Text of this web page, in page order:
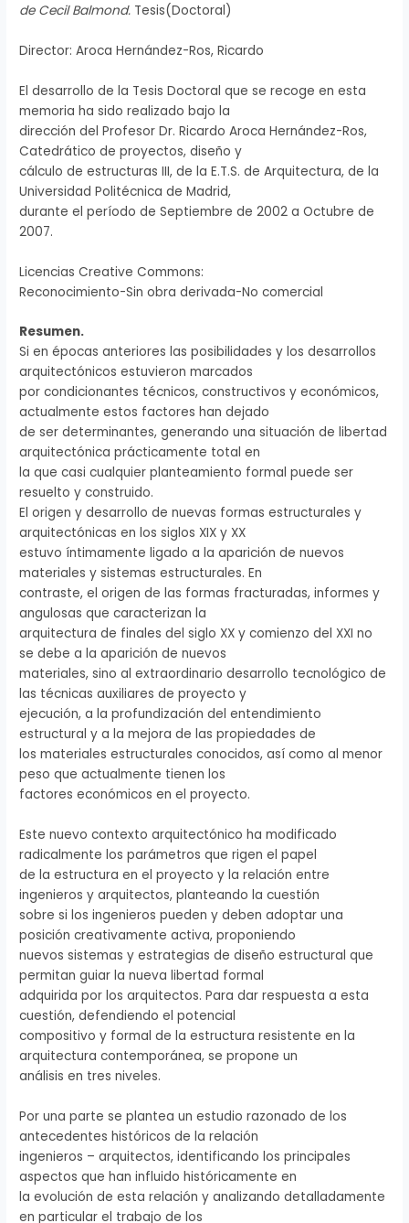
de Cecil Balmond. Tesis(Doctoral)
Director: Aroca Hernández-Ros, Ricardo
El desarrollo de la Tesis Doctoral que se recoge en esta
memoria ha sido realizado bajo la
dirección del Profesor Dr. Ricardo Aroca Hernández-Ros,
Catedrático de proyectos, diseño y
cálculo de estructuras III, de la E.T.S. de Arquitectura, de la
Universidad Politécnica de Madrid,
durante el período de Septiembre de 2002 a Octubre de
2007.
Licencias Creative Commons:
Reconocimiento-Sin obra derivada-No comercial
Resumen.
Si en épocas anteriores las posibilidades y los desarrollos
arquitectónicos estuvieron marcados
por condicionantes técnicos, constructivos y económicos,
actualmente estos factores han dejado
de ser determinantes, generando una situación de libertad
arquitectónica prácticamente total en
la que casi cualquier planteamiento formal puede ser
resuelto y construido.
El origen y desarrollo de nuevas formas estructurales y
arquitectónicas en los siglos XIX y XX
estuvo íntimamente ligado a la aparición de nuevos
materiales y sistemas estructurales. En
contraste, el origen de las formas fracturadas, informes y
angulosas que caracterizan la
arquitectura de finales del siglo XX y comienzo del XXI no
se debe a la aparición de nuevos
materiales, sino al extraordinario desarrollo tecnológico de
las técnicas auxiliares de proyecto y
ejecución, a la profundización del entendimiento
estructural y a la mejora de las propiedades de
los materiales estructurales conocidos, así como al menor
peso que actualmente tienen los
factores económicos en el proyecto.
Este nuevo contexto arquitectónico ha modificado
radicalmente los parámetros que rigen el papel
de la estructura en el proyecto y la relación entre
ingenieros y arquitectos, planteando la cuestión
sobre si los ingenieros pueden y deben adoptar una
posición creativamente activa, proponiendo
nuevos sistemas y estrategias de diseño estructural que
permitan guiar la nueva libertad formal
adquirida por los arquitectos. Para dar respuesta a esta
cuestión, defendiendo el potencial
compositivo y formal de la estructura resistente en la
arquitectura contemporánea, se propone un
análisis en tres niveles.
Por una parte se plantea un estudio razonado de los
antecedentes históricos de la relación
ingenieros – arquitectos, identificando los principales
aspectos que han influido históricamente en
la evolución de esta relación y analizando detalladamente
en particular el trabajo de los